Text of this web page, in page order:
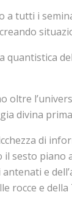
a tutti i
quantistica
oltre
divina
di
sesto
e
rocce e